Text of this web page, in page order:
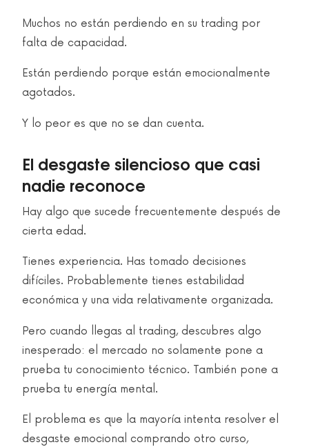
Muchos no están perdiendo en su trading por
falta de capacidad.
Están perdiendo porque están emocionalmente
agotados.
Y lo peor es que no se dan cuenta.
El desgaste silencioso que casi
nadie reconoce
Hay algo que sucede frecuentemente después de
cierta edad.
Tienes experiencia. Has tomado decisiones
difíciles. Probablemente tienes estabilidad
económica y una vida relativamente organizada.
Pero cuando llegas al trading, descubres algo
inesperado: el mercado no solamente pone a
prueba tu conocimiento técnico. También pone a
prueba tu energía mental.
El problema es que la mayoría intenta resolver el
desgaste emocional comprando otro curso,